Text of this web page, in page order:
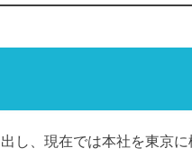
し、現在では本社を東京